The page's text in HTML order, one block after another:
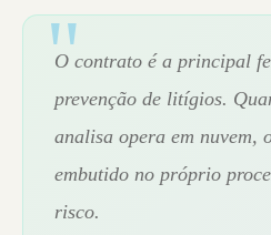
O contrato é a principal
prevenção de litígios.
analisa opera em nuvem,
embutido no próprio
risco.